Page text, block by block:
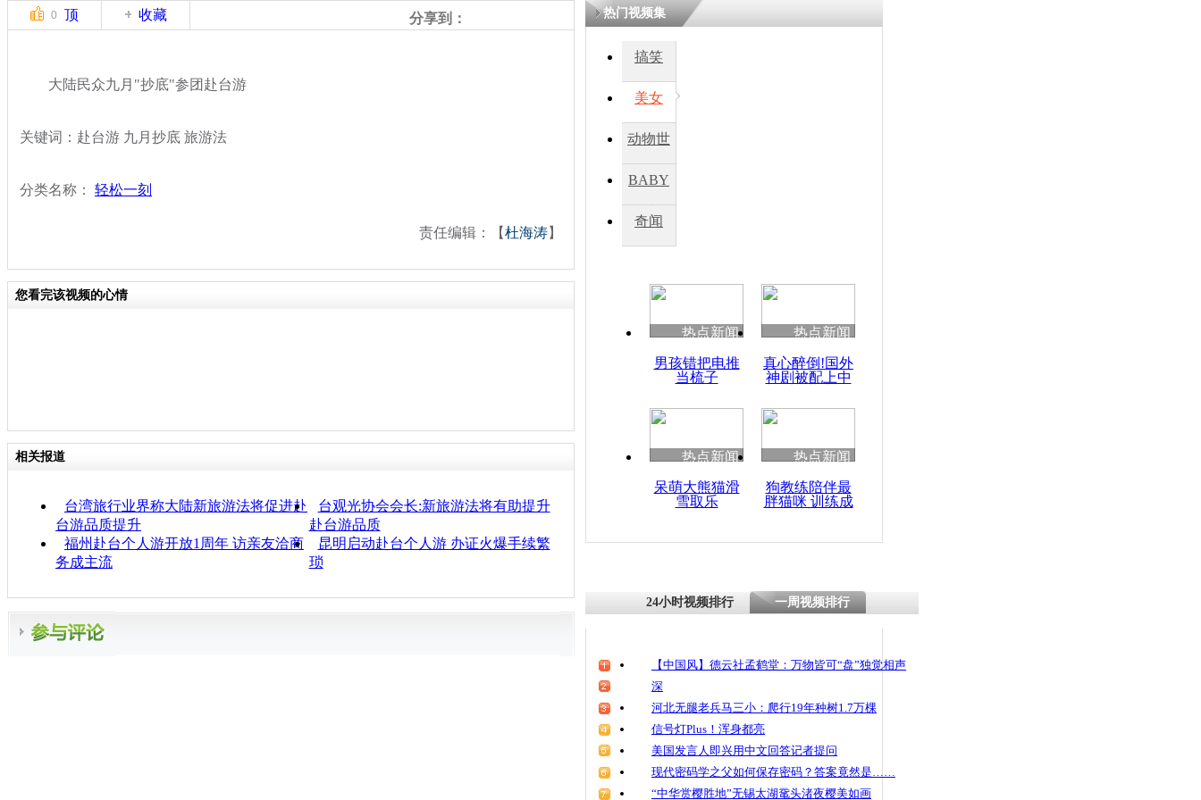
0 顶 收藏 分享到：
大陆民众九月"抄底"参团赴台游
关键词：赴台游 九月抄底 旅游法
分类名称： 轻松一刻
责任编辑：【杜海涛】
您看完该视频的心情
相关报道
台湾旅行业界称大陆新旅游法将促进赴
台游品质提升
台观光协会会长:新旅游法将有助提升
赴台游品质
福州赴台个人游开放1周年 访亲友洽商
务成主流
昆明启动赴台个人游 办证火爆手续繁
琐
热门视频集
搞笑
美女
动物世
BABY
秀
奇闻
热点新闻
男孩错把电推
当梳子
热点新闻
真心醉倒!国外
神剧被配上中
热点新闻
呆萌大熊猫滑
雪取乐
热点新闻
狗教练陪伴最
胖猫咪 训练成
24小时视频排行 一周视频排行
【中国风】德云社孟鹤堂：万物皆可“盘”独觉相声
深
河北无腿老兵马三小：爬行19年种树1.7万棵
信号灯Plus！浑身都亮
美国发言人即兴用中文回答记者提问
现代密码学之父如何保存密码？答案竟然是……
“中华赏樱胜地”无锡太湖鼋头渚夜樱美如画